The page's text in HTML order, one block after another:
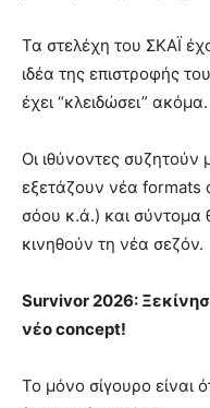
Τα στελέχη του ΣΚΑΪ
ιδέα της επιστροφής
έχει “κλειδώσει” ακόμα.
Οι ιθύνοντες συζητούν
εξετάζουν νέα formats
σόου κ.ά.) και
κινηθούν τη νέα σεζόν.
Survivor 2026:
νέο concept!
Το μόνο σίγουρο είναι